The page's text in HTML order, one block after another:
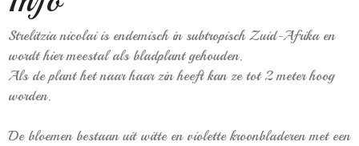
Strelitzia nicolai is endemisch in subtropisch Zuid-Afrika en
wordt hier meestal als bladplant gehouden.
Als de plant het naar haar zin heeft kan ze tot 2 meter hoog
worden.
De bloemen bestaan uit witte en violette kroonbladeren met een